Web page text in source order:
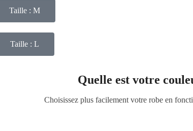
Taille : M
Taille : L
Quelle est votre
Choisissez plus facilement votre robe en